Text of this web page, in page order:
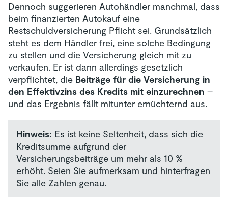
Dennoch suggerieren Autohändler manchmal, dass
beim finanzierten Autokauf eine
Restschuldversicherung Pflicht sei. Grundsätzlich
steht es dem Händler frei, eine solche Bedingung
zu stellen und die Versicherung gleich mit zu
verkaufen. Er ist dann allerdings gesetzlich
verpflichtet, die Beiträge für die Versicherung in
den Effektivzins des Kredits mit einzurechnen –
und das Ergebnis fällt mitunter ernüchternd aus.
Hinweis: Es ist keine Seltenheit, dass sich die
Kreditsumme aufgrund der
Versicherungsbeiträge um mehr als 10 %
erhöht. Seien Sie aufmerksam und hinterfragen
Sie alle Zahlen genau.